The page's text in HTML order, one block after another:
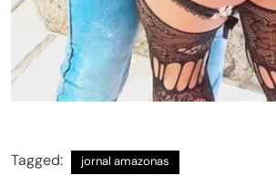
Tagged: jornal amazonas